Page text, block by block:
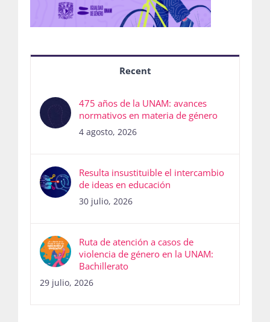
Recent
475 años de la UNAM: avances
normativos en materia de género
4 agosto, 2026
Resulta insustituible el intercambio
de ideas en educación
30 julio, 2026
Ruta de atención a casos de
violencia de género en la UNAM:
Bachillerato
29 julio, 2026